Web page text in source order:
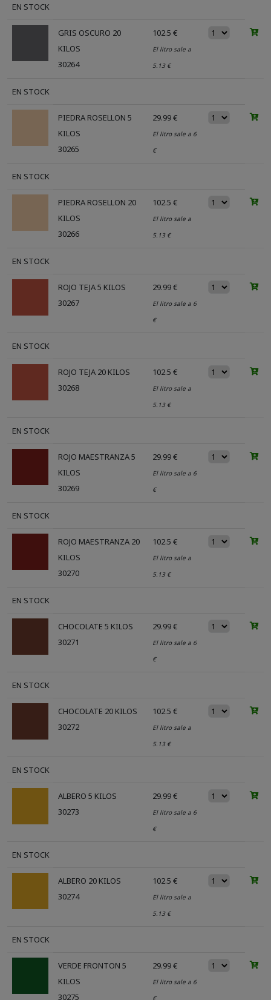
EN STOCK
GRIS OSCURO 20
KILOS
30264
102.5 €
El litro sale a
5.13 €
EN STOCK
PIEDRA ROSELLON 5
KILOS
30265
29.99 €
El litro sale a 6
€
EN STOCK
PIEDRA ROSELLON 20
KILOS
30266
102.5 €
El litro sale a
5.13 €
EN STOCK
ROJO TEJA 5 KILOS
30267
29.99 €
El litro sale a 6
€
EN STOCK
ROJO TEJA 20 KILOS
30268
102.5 €
El litro sale a
5.13 €
EN STOCK
ROJO MAESTRANZA 5
KILOS
30269
29.99 €
El litro sale a 6
€
EN STOCK
ROJO MAESTRANZA 20
KILOS
30270
102.5 €
El litro sale a
5.13 €
EN STOCK
CHOCOLATE 5 KILOS
30271
29.99 €
El litro sale a 6
€
EN STOCK
CHOCOLATE 20 KILOS
30272
102.5 €
El litro sale a
5.13 €
EN STOCK
ALBERO 5 KILOS
30273
29.99 €
El litro sale a 6
€
EN STOCK
ALBERO 20 KILOS
30274
102.5 €
El litro sale a
5.13 €
EN STOCK
VERDE FRONTON 5
KILOS
30275
29.99 €
El litro sale a 6
€